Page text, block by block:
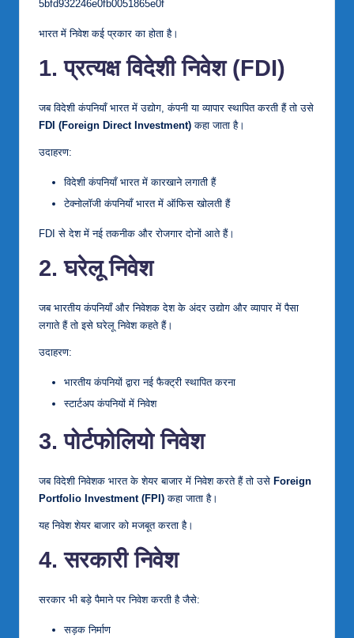
भारत में निवेश कई प्रकार का होता है।
1. प्रत्यक्ष विदेशी निवेश (FDI)
जब विदेशी कंपनियाँ भारत में उद्योग, कंपनी या व्यापार स्थापित करती हैं तो उसे
FDI (Foreign Direct Investment) कहा जाता है।
उदाहरण:
विदेशी कंपनियाँ भारत में कारखाने लगाती हैं
टेक्नोलॉजी कंपनियाँ भारत में ऑफिस खोलती हैं
FDI से देश में नई तकनीक और रोजगार दोनों आते हैं।
2. घरेलू निवेश
जब भारतीय कंपनियाँ और निवेशक देश के अंदर उद्योग और व्यापार में पैसा
लगाते हैं तो इसे घरेलू निवेश कहते हैं।
उदाहरण:
भारतीय कंपनियों द्वारा नई फैक्ट्री स्थापित करना
स्टार्टअप कंपनियों में निवेश
3. पोर्टफोलियो निवेश
जब विदेशी निवेशक भारत के शेयर बाजार में निवेश करते हैं तो उसे Foreign
Portfolio Investment (FPI) कहा जाता है।
यह निवेश शेयर बाजार को मजबूत करता है।
4. सरकारी निवेश
सरकार भी बड़े पैमाने पर निवेश करती है जैसे:
सड़क निर्माण